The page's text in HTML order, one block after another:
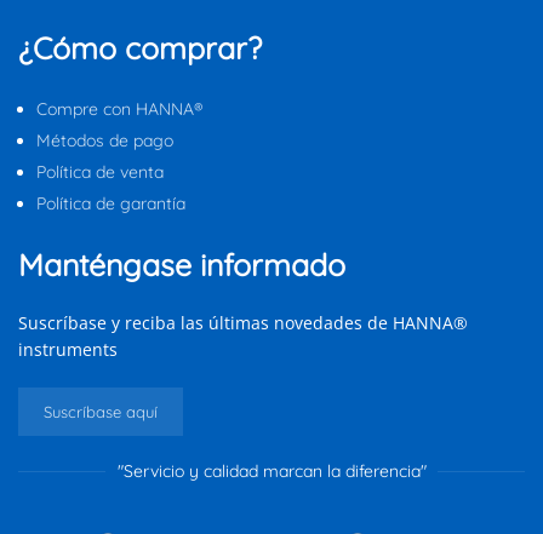
¿Cómo comprar?
Compre con HANNA®
Métodos de pago
Política de venta
Política de garantía
Manténgase informado
Suscríbase y reciba las últimas novedades de HANNA®
instruments
Suscríbase aquí
"Servicio y calidad marcan la diferencia"